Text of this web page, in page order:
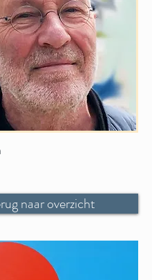
naar overzicht